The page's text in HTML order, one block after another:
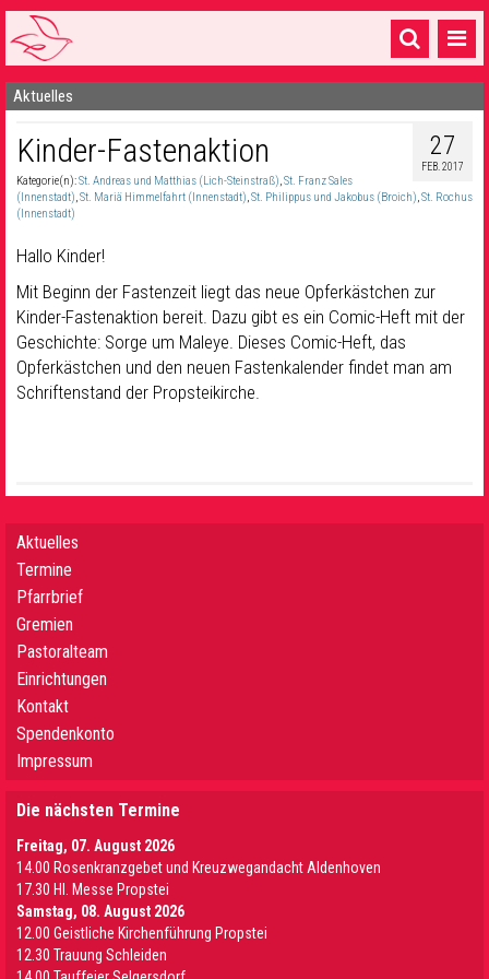
Startseite
1 Pfarrei
16 Gemeinden & mehr
Gemeinschaft & Soziales
Musik& Kultur
Aktuelles
27
FEB. 2017
Kinder-Fastenaktion
Kategorie(n):St. Andreas und Matthias (Lich-Steinstraß),St. Franz Sales
(Innenstadt),St. Mariä Himmelfahrt (Innenstadt),St. Philippus und Jakobus (Broich),St. Rochus
(Innenstadt)
Hallo Kinder!
Mit Beginn der Fastenzeit liegt das neue Opferkästchen zur
Kinder-Fastenaktion bereit. Dazu gibt es ein Comic-Heft mit der
Geschichte: Sorge um Maleye. Dieses Comic-Heft, das
Opferkästchen und den neuen Fastenkalender findet man am
Schriftenstand der Propsteikirche.
Aktuelles
Termine
Pfarrbrief
Gremien
Pastoralteam
Einrichtungen
Kontakt
Spendenkonto
Impressum
Die nächsten Termine
Freitag, 07. August 2026
14.00 Rosenkranzgebet und Kreuzwegandacht Aldenhoven
17.30 Hl. Messe Propstei
Samstag, 08. August 2026
12.00 Geistliche Kirchenführung Propstei
12.30 Trauung Schleiden